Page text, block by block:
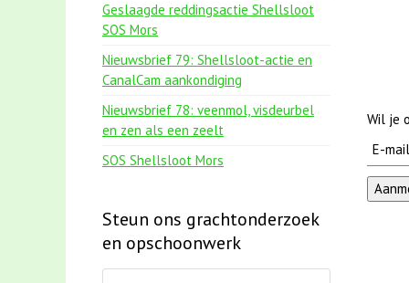
Wil je
Geslaagde reddingsactie Shellsloot
SOS Mors
Nieuwsbrief 79: Shellsloot-actie en
CanalCam aankondiging
Nieuwsbrief 78: veenmol, visdeurbel
en zen als een zeelt
SOS Shellsloot Mors
Steun ons grachtonderzoek
en opschoonwerk